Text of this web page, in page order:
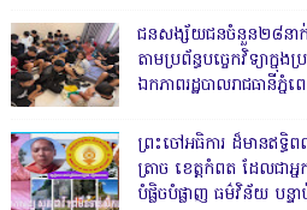
ជនសង្ស័យជនចំនួន២៨នាក់ត្
តាមប្រព័ន្ធបច្ចេកវិទ្យាក្នុ
ឯកភាពរដ្ឋបាលរាជធានីភ្នំ
ព្រះចៅអធិការ ដ៏មានឥ
ត្រាច ខេត្តកំពត ដែលជ
បំផ្លិចបំផ្លាញ ធម៌វិន័យ បន្ទ